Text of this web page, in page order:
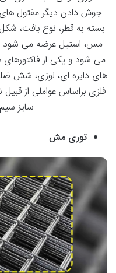
جوش دادن دیگر مفتول
بسته به قطر، نوع بافت،
مس، استیل عرضه می شود.
می شود و یکی از
های دایره ای، لوزی، شش
فلزی براساس عواملی از
سایز
توری مش